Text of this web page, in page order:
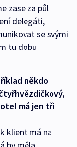
zase za půl
delegáti,
se svými
tu dobu
někdo
má jen tři
klient má na